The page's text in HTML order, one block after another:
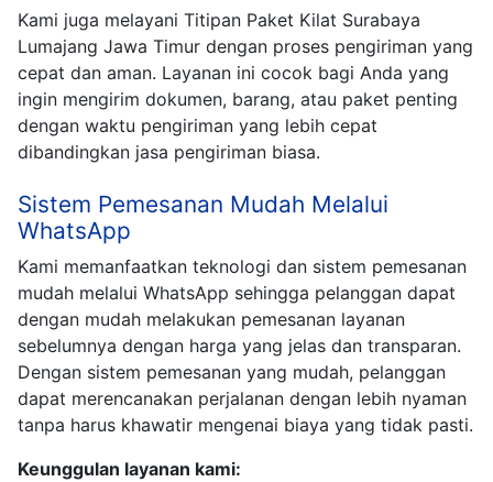
Kami juga melayani Titipan Paket Kilat Surabaya
Lumajang Jawa Timur dengan proses pengiriman yang
cepat dan aman. Layanan ini cocok bagi Anda yang
ingin mengirim dokumen, barang, atau paket penting
dengan waktu pengiriman yang lebih cepat
dibandingkan jasa pengiriman biasa.
Sistem Pemesanan Mudah Melalui
WhatsApp
Kami memanfaatkan teknologi dan sistem pemesanan
mudah melalui WhatsApp sehingga pelanggan dapat
dengan mudah melakukan pemesanan layanan
sebelumnya dengan harga yang jelas dan transparan.
Dengan sistem pemesanan yang mudah, pelanggan
dapat merencanakan perjalanan dengan lebih nyaman
tanpa harus khawatir mengenai biaya yang tidak pasti.
Keunggulan layanan kami: